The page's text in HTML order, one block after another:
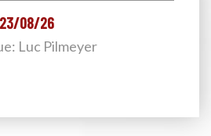
08/26
Luc Pilmeyer